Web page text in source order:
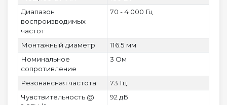
Диапазон
воспроизводимых
частот
70 - 4 000 Гц
Монтажный диаметр
116.5 мм
Номинальное
сопротивление
3 Ом
Резонансная частота
73 Гц
Чувствительность @
92 дБ